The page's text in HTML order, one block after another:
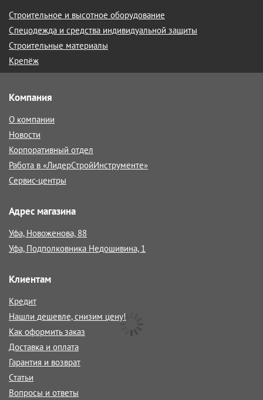
Строительное и высотное оборудование
Спецодежда и средства индивидуальной защиты
Строительные материалы
Крепёж
Компания
О компании
Новости
Корпоративный отдел
Работа в «ЛидерСтройИнструменте»
Сервис-центры
Адрес магазина
Уфа, Новоженова, 88
Уфа, Подполковника Недошивина, 1
Клиентам
Кредит
Нашли дешевле, снизим цену!
Как оформить заказ
Доставка и оплата
Гарантия и возврат
Статьи
Вопросы и ответы